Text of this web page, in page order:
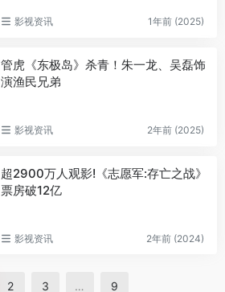
影视资讯 1年前 (2025)
管虎《东极岛》杀青！朱一龙、吴磊饰
演渔民兄弟
影视资讯 2年前 (2025)
超2900万人观影!《志愿军:存亡之战》
票房破12亿
影视资讯 2年前 (2024)
2 3 … 9